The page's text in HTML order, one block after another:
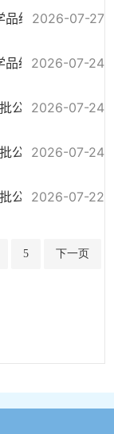
品经营许可
2026-07-27
经营许可
2026-07-24
公示2026-07-24
公示2026-07-24
公示2026-07-22
5 下一页